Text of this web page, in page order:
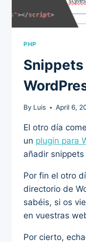
PHP
By Luis April 6,
El otro día
un plugin para
añadir
Por fin el otro
directorio de
sabéis, si os
en vuestras
Por cierto,